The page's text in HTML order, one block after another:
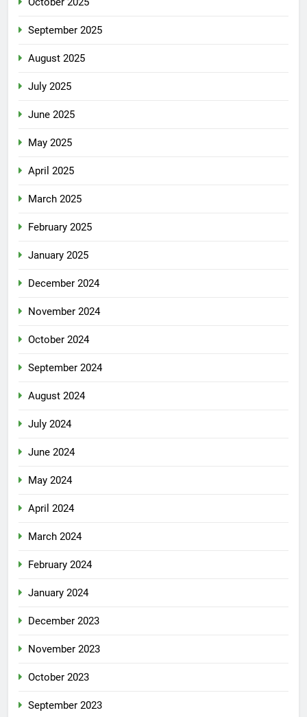
September 2025
August 2025
July 2025
June 2025
May 2025
April 2025
March 2025
February 2025
January 2025
December 2024
November 2024
October 2024
September 2024
August 2024
July 2024
June 2024
May 2024
April 2024
March 2024
February 2024
January 2024
December 2023
November 2023
October 2023
September 2023